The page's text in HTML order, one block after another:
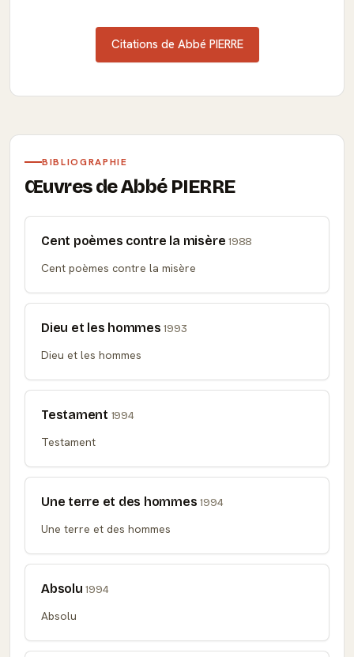
Citations de Abbé PIERRE
BIBLIOGRAPHIE
Œuvres de Abbé PIERRE
Cent poèmes contre la misère1988
Cent poèmes contre la misère
Dieu et les hommes1993
Dieu et les hommes
Testament 1994
Testament
Une terre et des hommes1994
Une terre et des hommes
Absolu1994
Absolu